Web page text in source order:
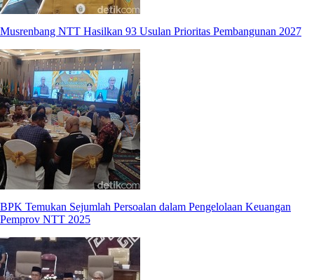
Musrenbang NTT Hasilkan 93 Usulan Prioritas Pembangunan 2027
BPK Temukan Sejumlah Persoalan dalam Pengelolaan Keuangan
Pemprov NTT 2025